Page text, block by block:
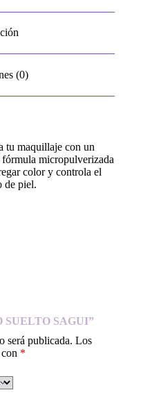
(0)
tu maquillaje con un
micropulverizada
color y controla el
de piel.
SUELTO SAGUI”
será publicada. Los
*